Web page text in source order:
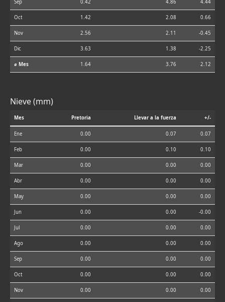
Sep 0.42 4.86 4.44
Oct 1.42 2.08 0.66
Nov 2.56 2.11 -0.45
Dic 3.63 1.38 -2.25
⌀ Mes 1.64 3.76 2.12
Nieve (mm)
Mes Pretoria Llevar a la fuerza +/-
Ene 0.00 0.07 0.07
Feb 0.00 0.10 0.10
Mar 0.00 0.00 0.00
Abr 0.00 0.00 0.00
May 0.00 0.00 0.00
Jun 0.00 0.00 -0.00
Jul 0.00 0.00 0.00
Ago 0.00 0.00 0.00
Sep 0.00 0.00 0.00
Oct 0.00 0.00 0.00
Nov 0.00 0.00 0.00